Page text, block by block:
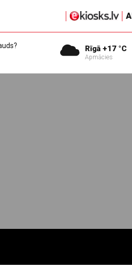
Rīgā +17 °C
Apmācies